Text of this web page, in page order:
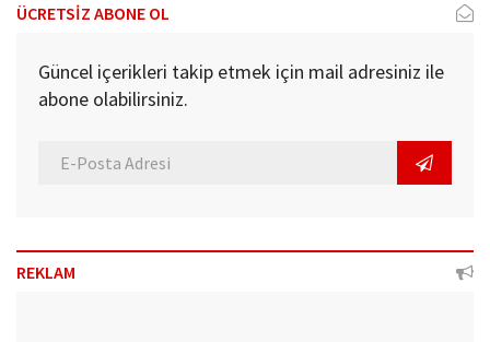
ÜCRETSİZ ABONE OL
Güncel içerikleri takip etmek için mail adresiniz ile
abone olabilirsiniz.
REKLAM